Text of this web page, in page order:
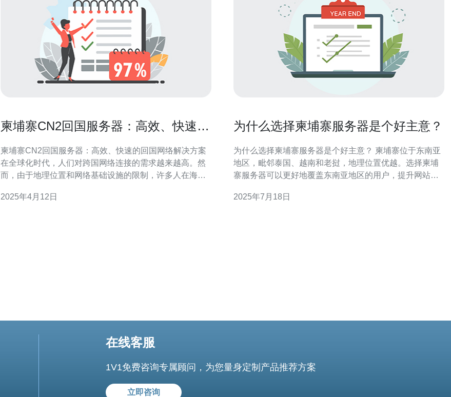
柬埔寨CN2回国服务器：高效、快速的
柬埔寨CN2回国服务器：高效、快速的回国网络解决方案
在全球化时代，人们对跨国网络连接的需求越来越高。然
而，由于地理位置和网络基础设施的限制，许多人在海外
回国服务器是一种高效、快速的回国网络解决方案，为用
2025年4月12日
为什么选择柬埔寨服务器是个好主意？
为什么选择柬埔寨服务器是个好主意？ 柬埔寨位于东南亚
地区，毗邻泰国、越南和老挝，地理位置优越。选择柬埔
寨服务器可以更好地覆盖东南亚地区的用户，提升网站访
服务器的租用费用通常更为经济实惠。选择柬埔寨服务器
2025年7月18日
在线客服
1V1免费咨询专属顾问，为您量身定制产品推荐方案
立即咨询